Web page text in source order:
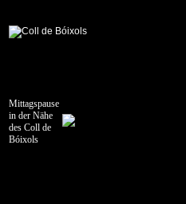
Mittagspause
in der Nähe
des Coll de
Bóixols